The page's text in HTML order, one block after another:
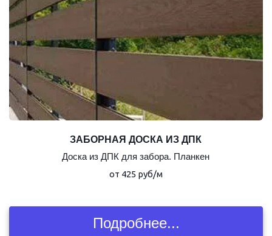
ЗАБОРНАЯ ДОСКА ИЗ ДПК
Доска из ДПК для забора. Планкен
от 425 руб/м
Подробнее...